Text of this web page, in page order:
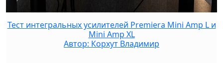
Тест интегральных усилителей Premiera Mini Amp L и
Mini Amp XL
Автор: Корхут Владимир